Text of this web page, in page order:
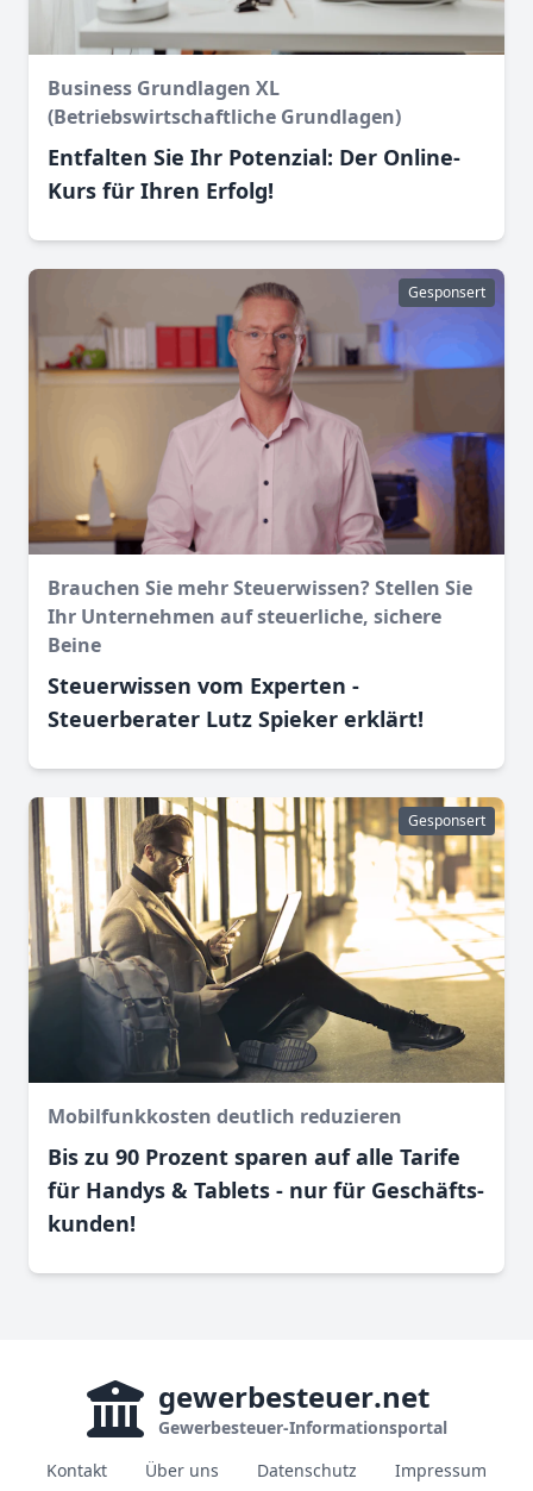
Business Grundlagen XL
(Betriebswirtschaftliche Grundlagen)
Entfalten Sie Ihr Potenzial: Der Online-
Kurs für Ihren Erfolg!
Gesponsert
Brauchen Sie mehr Steuerwissen? Stellen Sie
Ihr Unternehmen auf steuerliche, sichere
Beine
Steuerwissen vom Experten -
Steuerberater Lutz Spieker erklärt!
Gesponsert
Mobilfunkkosten deutlich reduzieren
Bis zu 90 Prozent sparen auf alle Tarife
für Handys & Tablets - nur für Geschäfts­
kunden!
gewerbesteuer.net
Gewerbesteuer-Informationsportal
Kontakt
Über uns Datenschutz Impressum